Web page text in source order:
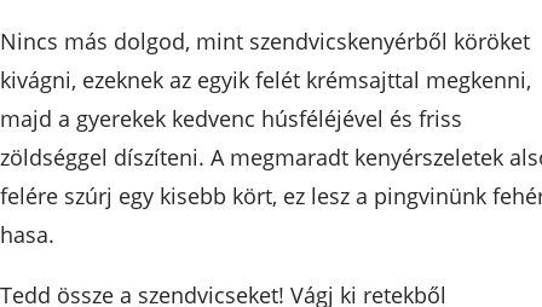
Nincs más dolgod, mint szendvicskenyérből köröket
kivágni, ezeknek az egyik felét krémsajttal megkenni,
majd a gyerekek kedvenc húsféléjével és friss
zöldséggel díszíteni. A megmaradt kenyérszeletek
felére szúrj egy kisebb kört, ez lesz a pingvinünk
hasa.
Tedd össze a szendvicseket! Vágj ki retekből